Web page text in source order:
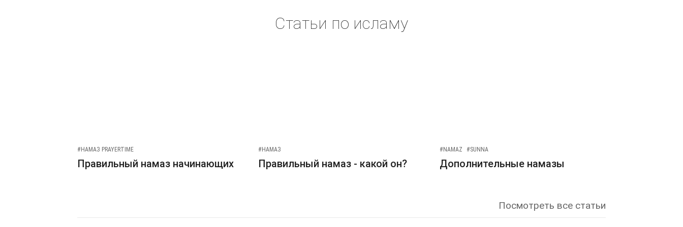
Статьи по исламу
#НАМАЗ PRAYERTIME
Правильный намаз начинающих
#НАМАЗ
Правильный намаз - какой он?
#NAMAZ #SUNNA
Дополнительные намазы
Посмотреть все статьи